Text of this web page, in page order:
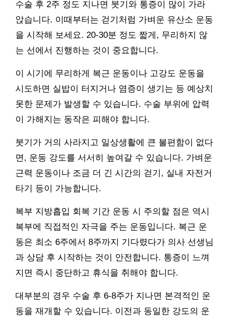
수술 후 2주 정도 지나면 붓기와 통증이 많이 가라
앉습니다. 이때부터는 걷기처럼 가벼운 유산소 운동
을 시작해 보세요. 20-30분 정도 짧게, 무리하지 않
는 선에서 진행하는 것이 중요합니다.
이 시기에 무리하게 복근 운동이나 고강도 운동을
시도하면 실밥이 터지거나 염증이 생기는 등 예상치
못한 문제가 발생할 수 있습니다. 수술 부위에 압력
이 가해지는 동작은 피해야 합니다.
붓기가 거의 사라지고 일상생활에 큰 불편함이 없다
면, 운동 강도를 서서히 높여갈 수 있습니다. 가벼운
근력 운동이나 조금 더 긴 시간의 걷기, 실내 자전거
타기 등이 가능합니다.
복부 지방흡입 회복 기간 운동 시 주의할 점은 역시
복부에 직접적인 자극을 주는 운동입니다. 복근 운
동은 최소 6주에서 8주까지 기다렸다가 의사 선생님
과 상담 후 시작하는 것이 안전합니다. 통증이 느껴
지면 즉시 중단하고 휴식을 취해야 합니다.
대부분의 경우 수술 후 6-8주가 지나면 본격적인 운
동을 재개할 수 있습니다. 이전과 동일한 강도의 운